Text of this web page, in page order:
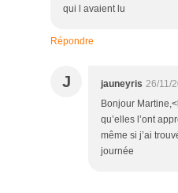
qui l avaient lu
Répondre
J jauneyris 26/11/
Bonjour
qu’elles l’ont
même si j’ai
journée